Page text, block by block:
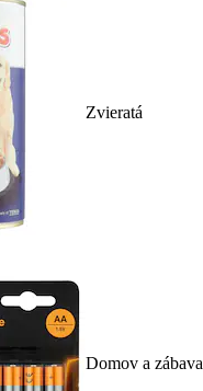
Zvieratá
Domov a zábava